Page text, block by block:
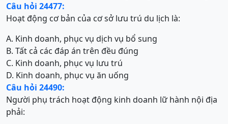
Câu hỏi 24477:
Hoạt động cơ bản của cơ sở lưu trú du lịch là:
A. Kinh doanh, phục vụ dịch vụ bổ sung
B. Tất cả các đáp án trên đều đúng
C. Kinh doanh, phục vụ lưu trú
D. Kinh doanh, phục vụ ăn uống
Câu hỏi 24490:
Người phụ trách hoạt động kinh doanh lữ hành nội địa
phải: